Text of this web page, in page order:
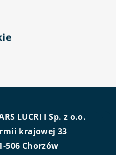
LUCRI I Sp. z o.o.
krajowej 33
506 Chorzów